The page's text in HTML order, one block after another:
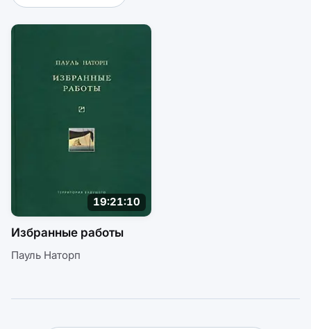
19:21:10
Избранные работы
Пауль Наторп